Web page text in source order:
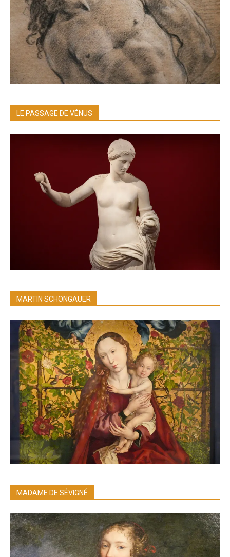
LE PASSAGE DE VÉNUS
MARTIN SCHONGAUER
MADAME DE SÉVIGNÉ